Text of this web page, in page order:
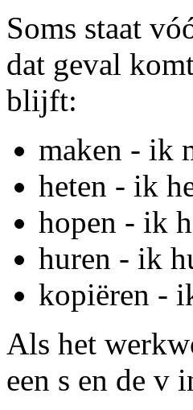
Soms staat
dat geval
blijft:
maken - ik
heten - ik
hopen - ik
huren - ik
kopiëren -
Als het
een s en de v